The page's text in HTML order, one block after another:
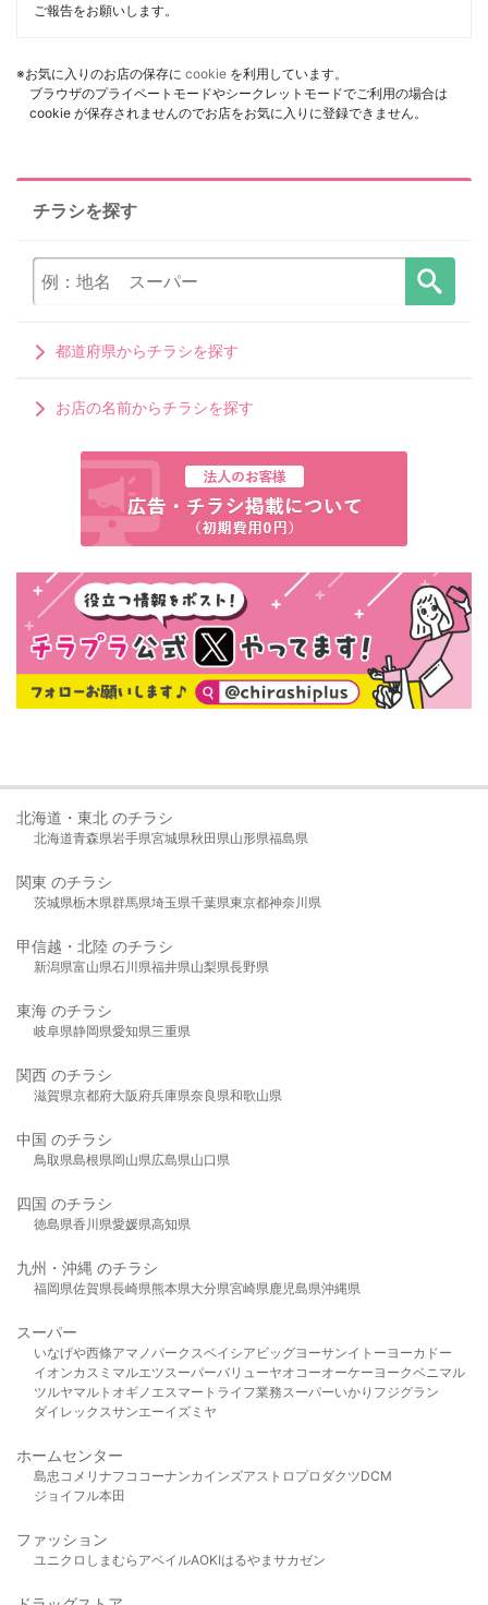
ご報告をお願いします。
※お気に入りのお店の保存に cookie を利用しています。
ブラウザのプライベートモードやシークレットモードでご利用の場合は
cookie が保存されませんのでお店をお気に入りに登録できません。
チラシを探す
都道府県からチラシを探す
お店の名前からチラシを探す
北海道・東北 のチラシ
北海道青森県岩手県宮城県秋田県山形県福島県
関東 のチラシ
茨城県栃木県群馬県埼玉県千葉県東京都神奈川県
甲信越・北陸 のチラシ
新潟県富山県石川県福井県山梨県長野県
東海 のチラシ
岐阜県静岡県愛知県三重県
関西 のチラシ
滋賀県京都府大阪府兵庫県奈良県和歌山県
中国 のチラシ
鳥取県島根県岡山県広島県山口県
四国 のチラシ
徳島県香川県愛媛県高知県
九州・沖縄 のチラシ
福岡県佐賀県長崎県熊本県大分県宮崎県鹿児島県沖縄県
スーパー
いなげや西條アマノパークスベイシア ビッグヨーサンイトーヨーカドー
イオンカスミ マルエツスーパーバリューヤオコーオーケー ヨークベニマル
ツルヤマルト オギノ エスマート ライフ業務スーパーいかり フジグラン
ダイレックスサンエーイズミヤ
ホームセンター
島忠 コメリ ナフコ コーナンカインズアストロプロダクツDCM
ジョイフル本田
ファッション
ユニクロ しまむら アベイルAOKIはるやま サカゼン